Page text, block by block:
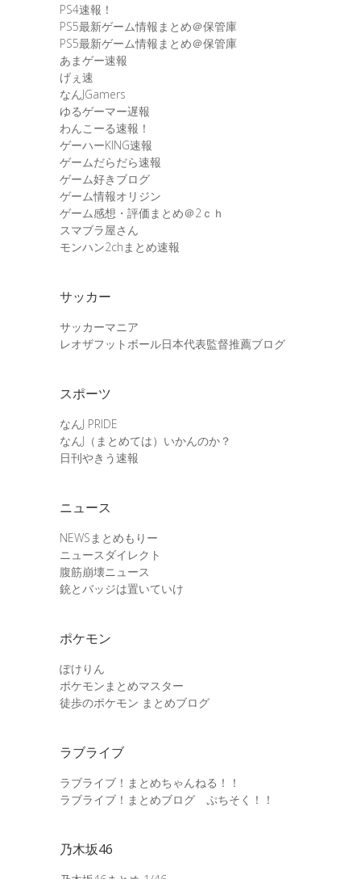
PS4速報！
PS5最新ゲーム情報まとめ＠保管庫
PS5最新ゲーム情報まとめ＠保管庫
あまゲー速報
げぇ速
なんJGamers
ゆるゲーマー遅報
わんこーる速報！
ゲーハーKING速報
ゲームだらだら速報
ゲーム好きブログ
ゲーム情報オリジン
ゲーム感想・評価まとめ＠2ｃｈ
スマブラ屋さん
モンハン2chまとめ速報
サッカー
サッカーマニア
レオザフットボール日本代表監督推薦ブログ
スポーツ
なんJ PRIDE
なんJ（まとめては）いかんのか？
日刊やきう速報
ニュース
NEWSまとめもりー
ニュースダイレクト
腹筋崩壊ニュース
銃とバッジは置いていけ
ポケモン
ぽけりん
ポケモンまとめマスター
徒歩のポケモン まとめブログ
ラブライブ
ラブライブ！まとめちゃんねる！！
ラブライブ！まとめブログ ぷちそく！！
乃木坂46